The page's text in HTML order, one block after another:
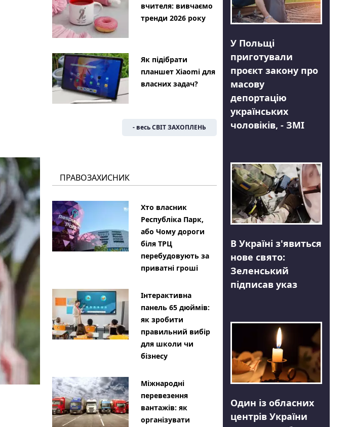
вчителя: вивчаємо
тренди 2026 року
Як підібрати
планшет Xiaomi для
власних задач?
- весь СВІТ ЗАХОПЛЕНЬ
ПРАВОЗАХИСНИК
Хто власник
Республіка Парк,
або Чому дороги
біля ТРЦ
перебудовують за
приватні гроші
Інтерактивна
панель 65 дюймів:
як зробити
правильний вибір
для школи чи
бізнесу
Міжнародні
перевезення
вантажів: як
організувати
У Польщі
приготували
проєкт закону про
масову
депортацію
українських
чоловіків, - ЗМІ
В Україні з'явиться
нове свято:
Зеленський
підписав указ
Один із обласних
центрів України